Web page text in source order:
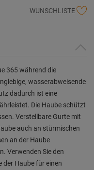
WUNSCHLISTE
365 während die
wasserabweisende
dadurch ist eine
Die Haube schützt
Verstellbare Gurte mit
auch an stürmischen
an der Haube
Verwenden Sie den
der Haube für einen